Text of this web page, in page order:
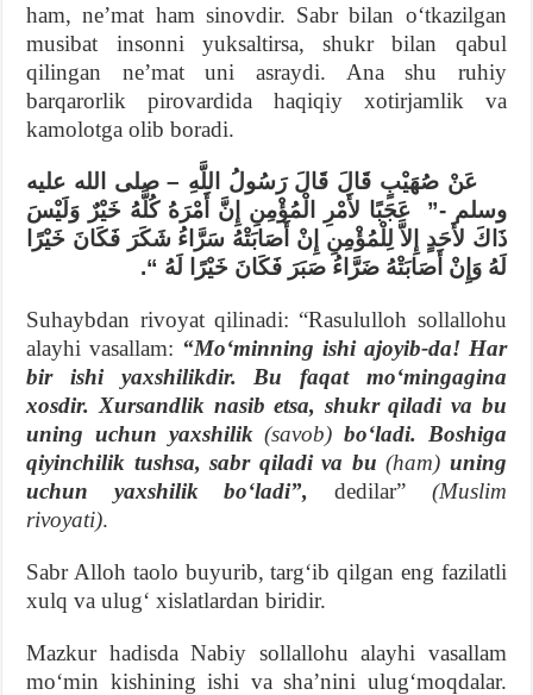
ham, neʼmat ham sinovdir. Sabr bilan oʻtkazilgan
musibat insonni yuksaltirsa, shukr bilan qabul
qilingan neʼmat uni asraydi. Ana shu ruhiy
barqarorlik pirovardida haqiqiy xotirjamlik va
kamolotga olib boradi.
عَنْ صُهَيْبٍ قَالَ قَالَ رَسُولُ اللَّهِ – صلى الله عليه
وسلم -” عَجَبًا لأَمْرِ الْمُؤْمِنِ إِنَّ أَمْرَهُ كُلَّهُ خَيْرٌ وَلَيْسَ
ذَاكَ لأَحَدٍ إِلاَّ لِلْمُؤْمِنِ إِنْ أَصَابَتْهُ سَرَّاءُ شَكَرَ فَكَانَ خَيْرًا
لَهُ وَإِنْ أَصَابَتْهُ ضَرَّاءُ صَبَرَ فَكَانَ خَيْرًا لَهُ “.
Suhaybdan rivoyat qilinadi: “Rasululloh sollallohu
alayhi vasallam: “Moʻminning ishi ajoyib-da! Har
bir ishi yaxshilikdir. Bu faqat moʻmingagina
xosdir. Xursandlik nasib etsa, shukr qiladi va bu
uning uchun yaxshilik(savob) boʻladi. Boshiga
qiyinchilik tushsa, sabr qiladi va bu(ham) uning
uchun yaxshilik boʻladi”,dedilar” (Muslim
rivoyati).
Sabr Alloh taolo buyurib, targʻib qilgan eng fazilatli
xulq va ulugʻ xislatlardan biridir.
Mazkur hadisda Nabiy sollallohu alayhi vasallam
moʻmin kishining ishi va shaʼnini ulugʻmoqdalar.